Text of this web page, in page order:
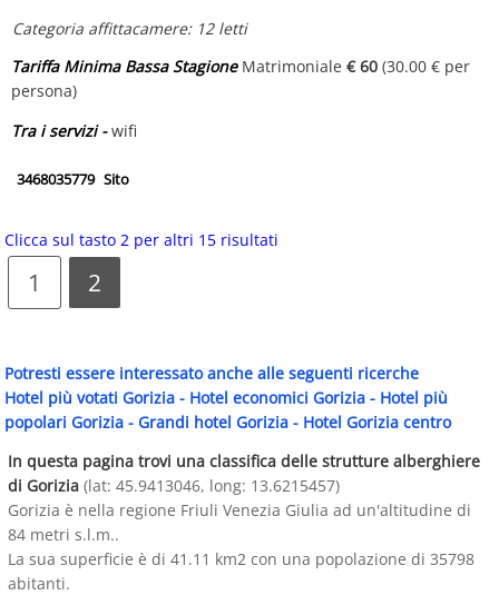
Categoria affittacamere: 12 letti
Tariffa Minima Bassa StagioneMatrimoniale € 60 (30.00 € per
persona)
Tra i servizi -wifi
3468035779 Sito
Clicca sul tasto 2 per altri 15 risultati
1 2
Potresti essere interessato anche alle seguenti ricerche
Hotel più votati Gorizia - Hotel economici Gorizia - Hotel più
popolari Gorizia - Grandi hotel Gorizia - Hotel Gorizia centro
In questa pagina trovi una classifica delle strutture alberghiere
di Gorizia (lat: 45.9413046, long: 13.6215457)
Gorizia è nella regione Friuli Venezia Giulia ad un'altitudine di
84 metri s.l.m..
La sua superficie è di 41.11 km2 con una popolazione di 35798
abitanti.